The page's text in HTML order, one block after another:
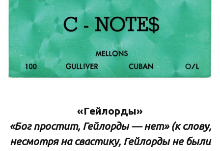
«Гейлорды»
«Бог простит, Гейлорды — нет» (к слову,
несмотря на свастику, Гейлорды не были